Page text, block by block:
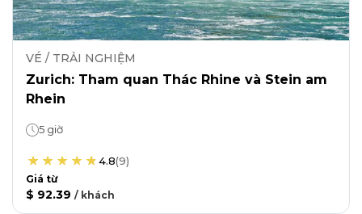
VÉ / TRẢI NGHIỆM
Zurich: Tham quan Thác Rhine và Stein am
Rhein
5 giờ
4.8(9)
Giá từ
$ 92.39 / khách